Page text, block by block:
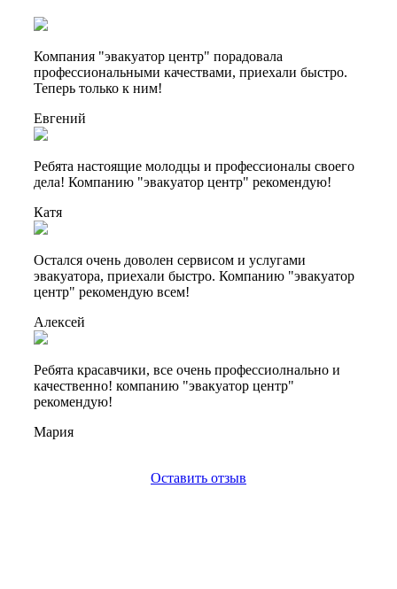
Компания "эвакуатор центр" порадовала
профессиональными качествами, приехали быстро.
Теперь только к ним!
Евгений
Ребята настоящие молодцы и профессионалы своего
дела! Компанию "эвакуатор центр" рекомендую!
Катя
Остался очень доволен сервисом и услугами
эвакуатора, приехали быстро. Компанию "эвакуатор
центр" рекомендую всем!
Алексей
Ребята красавчики, все очень профессиолнально и
качественно! компанию "эвакуатор центр"
рекомендую!
Мария
Оставить отзыв